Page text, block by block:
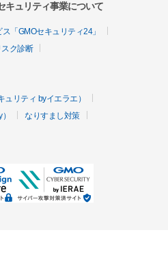
キュリティ事業について
「GMOセキュリティ24」
ク診断
リティ byイエラエ）
なりすまし対策